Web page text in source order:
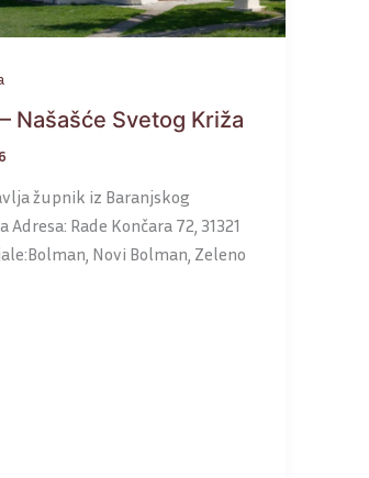
Našašće Svetog Križa
župnik iz Baranjskog
Adresa: Rade Končara 72, 31321
Novi Bolman, Zeleno